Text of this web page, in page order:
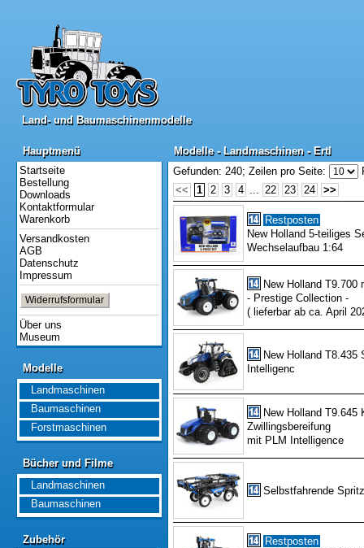
Land- und Baumaschinenmodelle
Land- und Baumaschinenmodelle
Hauptmenü
Hauptmenü
Startseite
Bestellung
Downloads
Kontaktformular
Warenkorb
Versandkosten
AGB
Datenschutz
Impressum
Widerrufsformular
Über uns
Museum
Modelle
Modelle
Landmaschinen
Baumaschinen
Forstmaschinen
Bücher und Filme
Bücher und Filme
Landmaschinen
Baumaschinen
Zubehör
Zubehör
Modelle - Landmaschinen - Ertl
Modelle - Landmaschinen - Ertl
Gefunden: 240; Zeilen pro Seite:
<<
1 2 3 4 ... 22 23 24 >>
Restposten
New Holland 5-teiliges
Wechselaufbau 1:64
New Holland T9.700
- Prestige Collection -
( lieferbar ab ca. April
New Holland T8.435
Intelligenc
New Holland T9.645
Zwillingsbereifung
mit PLM Intelligence
Selbstfahrende
Restposten